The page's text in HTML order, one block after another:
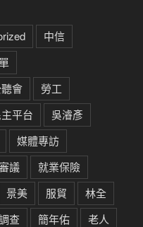
中信
會
勞工
平台
吳濬彥
媒體專訪
議
就業保險
景美 服貿
林全
查 簡年佑 老人